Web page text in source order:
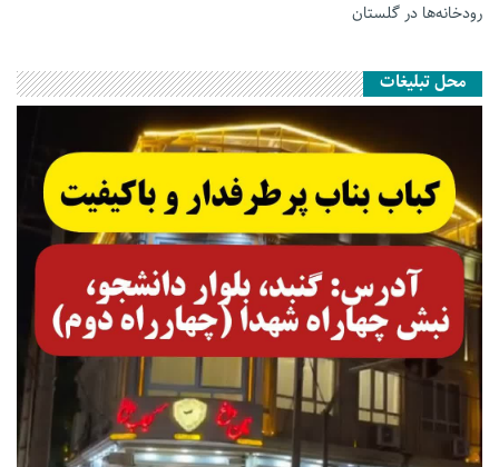
رودخانه‌ها در گلستان
محل تبلیغات